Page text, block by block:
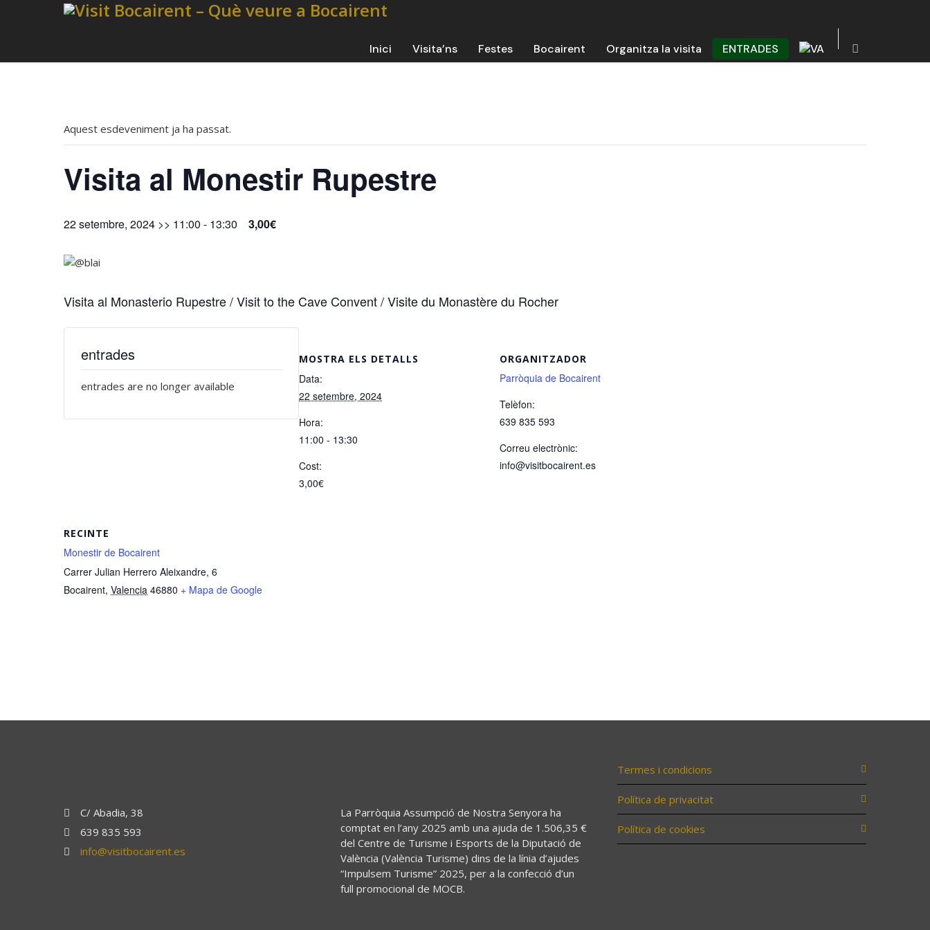
Inici Visita’ns Festes Bocairent Organitza la visita ENTRADES
Aquest esdeveniment ja ha passat.
Visita al Monestir Rupestre
22 setembre, 2024 >> 11:00 - 13:30 3,00€
Visita al Monasterio Rupestre / Visit to the Cave Convent / Visite du Monastère du Rocher
MOSTRA ELS DETALLS
Data:
22 setembre, 2024
Hora:
11:00 - 13:30
Cost:
3,00€
ORGANITZADOR
Parròquia de Bocairent
Telèfon:
639 835 593
Correu electrònic:
info@visitbocairent.es
RECINTE
Monestir de Bocairent
Carrer Julian Herrero Aleixandre, 6
Bocairent, Valencia 46880 + Mapa de Google
entrades
entrades are no longer available
C/ Abadia, 38
639 835 593
info@visitbocairent.es
La Parròquia Assumpció de Nostra Senyora ha
comptat en l’any 2025 amb una ajuda de 1.506,35 €
del Centre de Turisme i Esports de la Diputació de
València (València Turisme) dins de la línia d’ajudes
“Impulsem Turisme” 2025, per a la confecció d’un
full promocional de MOCB.
Termes i condicions
Política de privacitat
Política de cookies